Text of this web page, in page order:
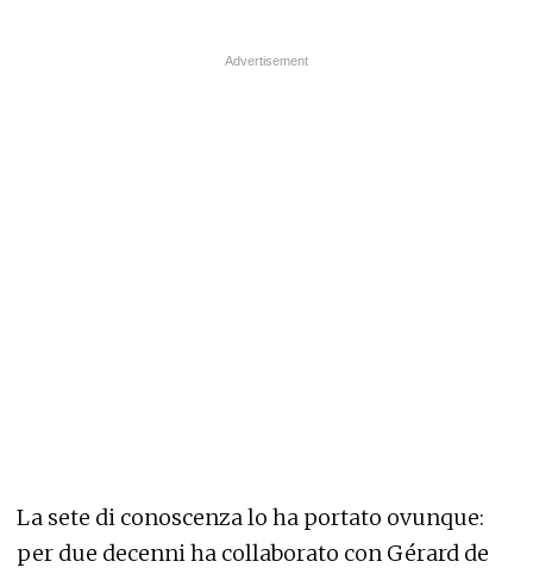
La sete di conoscenza lo ha portato ovunque:
per due decenni ha collaborato con Gérard de